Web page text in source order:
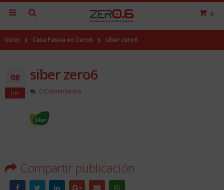
0
Inicio Casa Pasiva en Zero6 siber zero6
08
Jun
siber zero6
0 Comentarios
Compartir publicación